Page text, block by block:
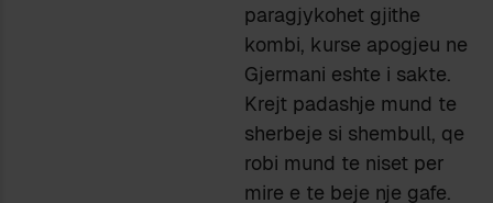
paragjykohet gjithe
kombi, kurse apogjeu ne
Gjermani eshte i sakte.
Krejt padashje mund te
sherbeje si shembull, qe
robi mund te niset per
mire e te beje nje gafe.